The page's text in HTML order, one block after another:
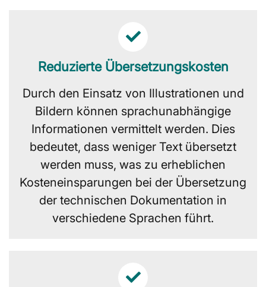
Reduzierte Übersetzungskosten
Durch den Einsatz von Illustrationen und
Bildern können sprachunabhängige
Informationen vermittelt werden. Dies
bedeutet, dass weniger Text übersetzt
werden muss, was zu erheblichen
Kosteneinsparungen bei der Übersetzung
der technischen Dokumentation in
verschiedene Sprachen führt.